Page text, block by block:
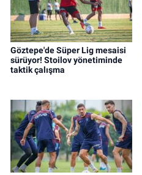
Göztepe'de Süper Lig mesaisi
sürüyor! Stoilov yönetiminde
taktik çalışma